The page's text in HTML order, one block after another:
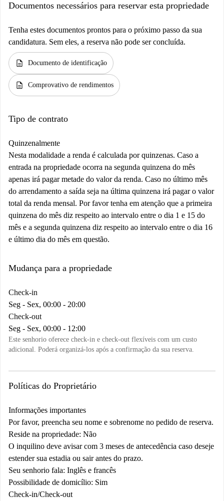
Documentos necessários para reservar esta propriedade
Tenha estes documentos prontos para o próximo passo da sua
candidatura. Sem eles, a reserva não pode ser concluída.
description Documento de identificação
description Comprovativo de rendimentos
Tipo de contrato
Quinzenalmente
Nesta modalidade a renda é calculada por quinzenas. Caso a
entrada na propriedade ocorra na segunda quinzena do mês
apenas irá pagar metade do valor da renda. Caso no último mês
do arrendamento a saída seja na última quinzena irá pagar o valor
total da renda mensal. Por favor tenha em atenção que a primeira
quinzena do mês diz respeito ao intervalo entre o dia 1 e 15 do
mês e a segunda quinzena diz respeito ao intervalo entre o dia 16
e último dia do mês em questão.
Mudança para a propriedade
Check-in
Seg - Sex, 00:00 - 20:00
Check-out
Seg - Sex, 00:00 - 12:00
Este senhorio oferece check-in e check-out flexíveis com um custo
adicional. Poderá organizá-los após a confirmação da sua reserva.
Políticas do Proprietário
Informações importantes
Por favor, preencha seu nome e sobrenome no pedido de reserva.
Reside na propriedade: Não
O inquilino deve avisar com 3 meses de antecedência caso deseje
estender sua estadia ou sair antes do prazo.
Seu senhorio fala: Inglês e francês
Possibilidade de domicílio: Sim
Check-in/Check-out